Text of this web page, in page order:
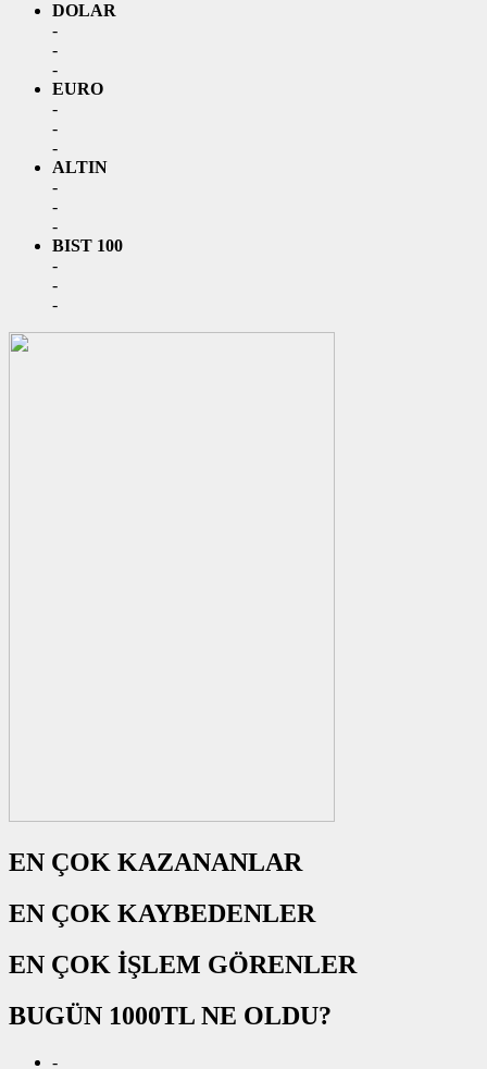
DOLAR
-
-
-
EURO
-
-
-
ALTIN
-
-
-
BIST 100
-
-
-
EN ÇOK KAZANANLAR
EN ÇOK KAYBEDENLER
EN ÇOK İŞLEM GÖRENLER
BUGÜN 1000TL NE OLDU?
-